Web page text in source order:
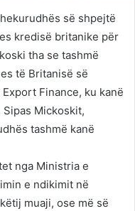
së shpejtë
kredisë britanike për
tha se tashmë
të Britanisë së
Finance, ku kanë
Mickoskit,
tashmë kanë
nga Ministria e
e ndikimit në
muaji, ose më së